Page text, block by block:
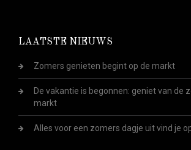
LAATSTE NIEUWS
Zomers genieten begint op de markt
De vakantie is begonnen: geniet van de
markt
Alles voor een zomers dagje uit vind je